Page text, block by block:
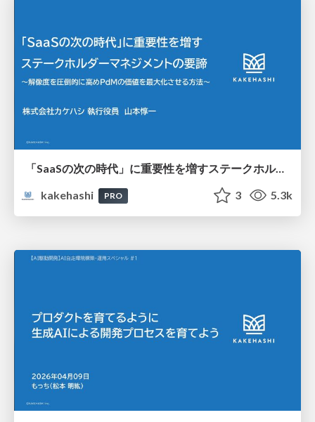
「SaaSの次の時代」に重要性を増すステークホルダーマネジメントの要諦 ～解像度を圧倒的に高めPdMの価値を最大化させる方法～
kakehashi
PRO 3 5.3k